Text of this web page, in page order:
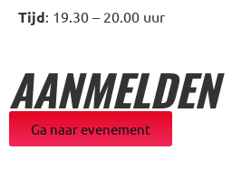
Tijd: 19.30 – 20.00 uur
AANMELDEN
Ga naar evenement